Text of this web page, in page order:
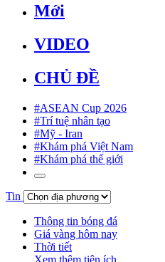
Mới
VIDEO
CHỦ ĐỀ
#ASEAN Cup 2026
#Trí tuệ nhân tạo
#Mỹ - Iran
#Khám phá Việt Nam
#Khám phá thế giới
Tin
Thông tin bóng đá
Giá vàng hôm nay
Thời tiết
Xem thêm tiện ích